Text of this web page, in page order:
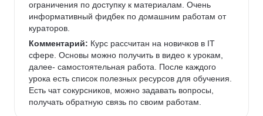
ограничения по доступку к материалам. Очень
информативный фидбек по домашним работам от
кураторов.
Комментарий: Курс рассчитан на новичков в IT
сфере. Основы можно получить в видео к урокам,
далее- самостоятельная работа. После каждого
урока есть список полезных ресурсов для обучения.
Есть чат сокурсников, можно задавать вопросы,
получать обратную связь по своим работам.